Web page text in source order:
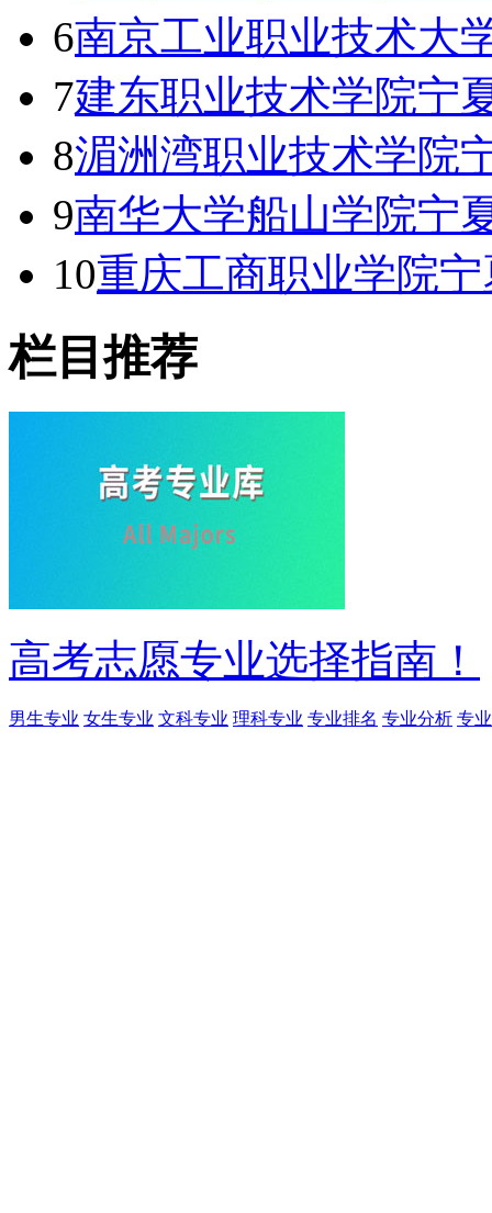
6南京工业职业技术大
7建东职业技术学院宁
8湄洲湾职业技术学院
9南华大学船山学院宁
10重庆工商职业学院
栏目推荐
高考志愿专业选择指南！
男生专业 女生专业 文科专业 理科专业 专业排名 专业分析 专